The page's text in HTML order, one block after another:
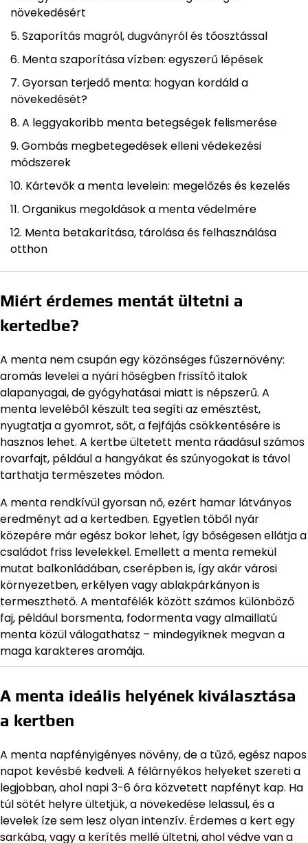
növekedésért
Szaporítás magról, dugványról és tőosztással
Menta szaporítása vízben: egyszerű lépések
Gyorsan terjedő menta: hogyan kordáld a
növekedését?
A leggyakoribb menta betegségek felismerése
Gombás megbetegedések elleni védekezési
módszerek
Kártevők a menta levelein: megelőzés és kezelés
Organikus megoldások a menta védelmére
Menta betakarítása, tárolása és felhasználása
otthon
Miért érdemes mentát ültetni a
kertedbe?
A menta nem csupán egy közönséges fűszernövény:
aromás levelei a nyári hőségben frissítő italok
alapanyagai, de gyógyhatásai miatt is népszerű. A
menta leveléből készült tea segíti az emésztést,
nyugtatja a gyomrot, sőt, a fejfájás csökkentésére is
hasznos lehet. A kertbe ültetett menta ráadásul számos
rovarfajt, például a hangyákat és szúnyogokat is távol
tarthatja természetes módon.
A menta rendkívül gyorsan nő, ezért hamar látványos
eredményt ad a kertedben. Egyetlen tőből nyár
közepére már egész bokor lehet, így bőségesen ellátja a
családot friss levelekkel. Emellett a menta remekül
mutat balkonládában, cserépben is, így akár városi
környezetben, erkélyen vagy ablakpárkányon is
termeszthető. A mentafélék között számos különböző
faj, például borsmenta, fodormenta vagy almaillatú
menta közül válogathatsz – mindegyiknek megvan a
maga karakteres aromája.
A menta ideális helyének kiválasztása
a kertben
A menta napfényigényes növény, de a tűző, egész napos
napot kevésbé kedveli. A félárnyékos helyeket szereti a
legjobban, ahol napi 3-6 óra közvetett napfényt kap. Ha
túl sötét helyre ültetjük, a növekedése lelassul, és a
levelek íze sem lesz olyan intenzív. Érdemes a kert egy
sarkába, vagy a kerítés mellé ültetni, ahol védve van a